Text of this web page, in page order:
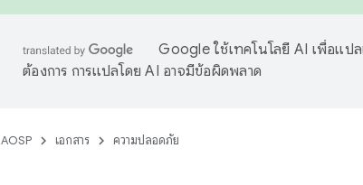
Google ใช้เทคโนโลยี AI เพื่อแป
ต้องการ การแปลโดย AI อาจมีข้อผิดพลาด
AOSP เอกสาร ความปลอดภัย